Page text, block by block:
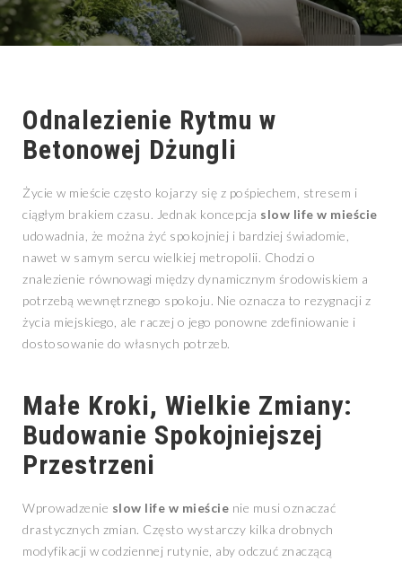
Odnalezienie Rytmu w
Betonowej Dżungli
Życie w mieście często kojarzy się z pośpiechem, stresem i
ciągłym brakiem czasu. Jednak koncepcja slow life w mieście
udowadnia, że można żyć spokojniej i bardziej świadomie,
nawet w samym sercu wielkiej metropolii. Chodzi o
znalezienie równowagi między dynamicznym środowiskiem a
potrzebą wewnętrznego spokoju. Nie oznacza to rezygnacji z
życia miejskiego, ale raczej o jego ponowne zdefiniowanie i
dostosowanie do własnych potrzeb.
Małe Kroki, Wielkie Zmiany:
Budowanie Spokojniejszej
Przestrzeni
Wprowadzenie slow life w mieście nie musi oznaczać
drastycznych zmian. Często wystarczy kilka drobnych
modyfikacji w codziennej rutynie, aby odczuć znaczącą